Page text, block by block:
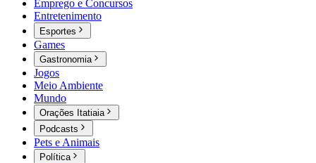
Emprego e Concursos
Entretenimento
Esportes
Games
Gastronomia
Jogos
Meio Ambiente
Mundo
Orações Itatiaia
Podcasts
Pets e Animais
Política